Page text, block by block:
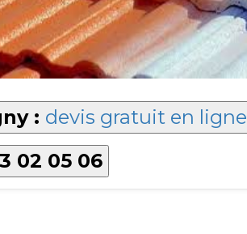
: devis gratuit en ligne
02 05 06